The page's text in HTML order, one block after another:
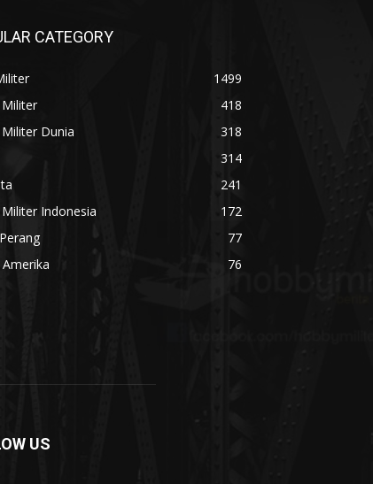
CATEGORY
1499
418
Dunia
318
314
241
Indonesia
172
77
76
US